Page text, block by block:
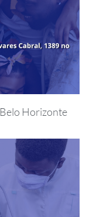
Belo Horizonte